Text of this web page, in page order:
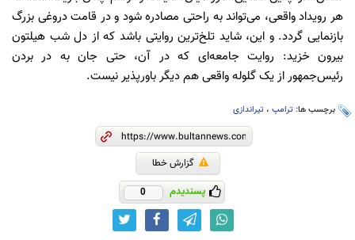
هر رویداد واقعی، می‌تواند به راحتی مصادره شود و در قامت دروغی بزرگ
بازنمایی گردد. و این، شاید تلخ‌ترین روایتی باشد که از دل شب هیلتون
بیرون خزید: روایت جامعه‌ای که در آن، حتی جان به در بردن
رئیس‌جمهور از یک گلوله واقعی هم دیگر باورپذیر نیست.
برچسب ها: ترامپ ، تیراندازی
گزارش خطا
پسندیدم 0